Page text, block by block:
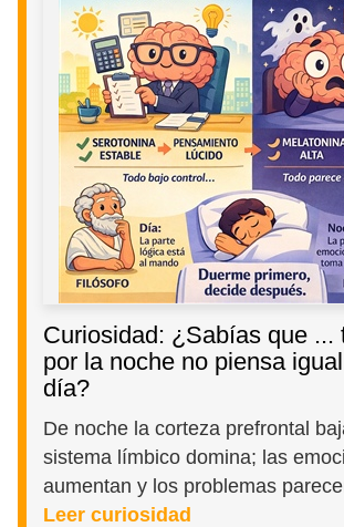
Curiosidad: ¿Sabías que ...
por la noche no piensa
día?
De noche la corteza prefrontal
sistema límbico domina; las
aumentan y los problemas
Leer curiosidad